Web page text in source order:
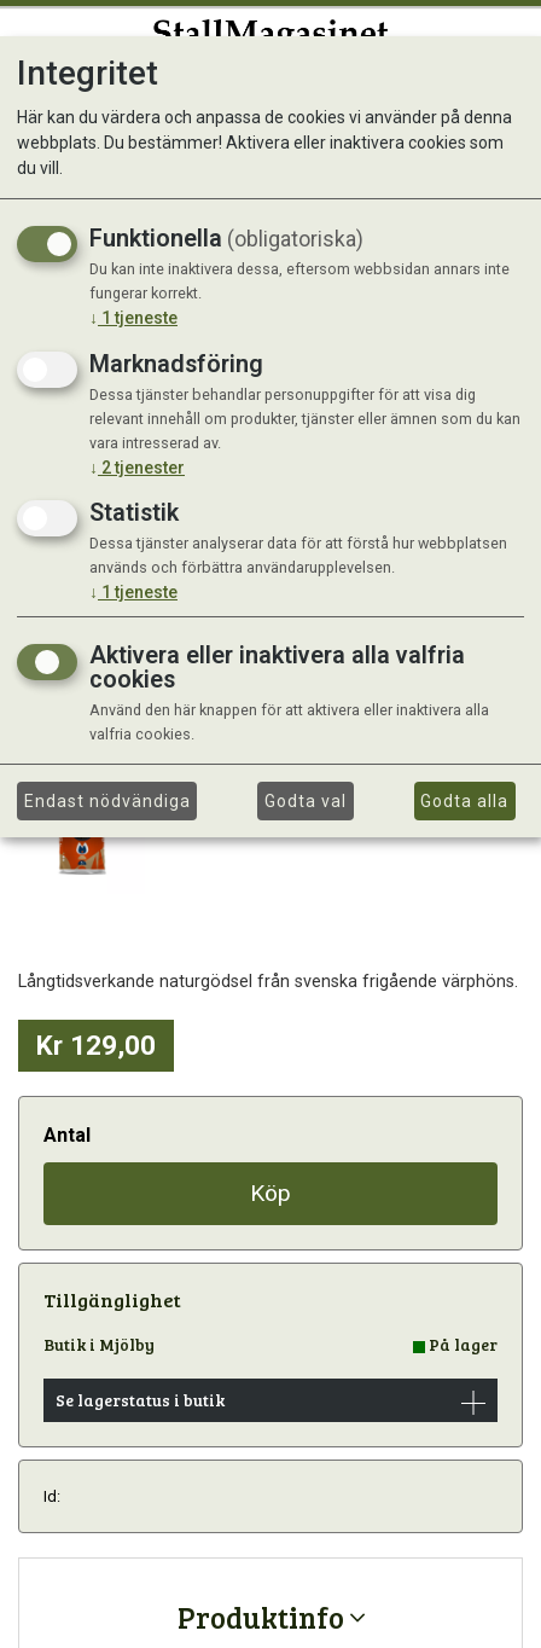
EkoNatur Hönsgödsel 15 lit
Långtidsverkande naturgödsel från svenska frigående värphöns.
Kr 129,00
Antal
Köp
Tillgänglighet
Butik i Mjölby På lager
Se lagerstatus i butik
Id:
Produktinfo
Integritet
Här kan du värdera och anpassa de cookies vi använder på denna
webbplats. Du bestämmer! Aktivera eller inaktivera cookies som
du vill.
Funktionella (obligatoriska)
Du kan inte inaktivera dessa, eftersom webbsidan annars inte
fungerar korrekt.
↓ 1 tjeneste
Marknadsföring
Dessa tjänster behandlar personuppgifter för att visa dig
relevant innehåll om produkter, tjänster eller ämnen som du kan
vara intresserad av.
↓ 2tjenester
Statistik
Dessa tjänster analyserar data för att förstå hur webbplatsen
används och förbättra användarupplevelsen.
↓ 1 tjeneste
Aktivera eller inaktivera alla valfria
cookies
Använd den här knappen för att aktivera eller inaktivera alla
valfria cookies.
Endast nödvändiga Godta val Godta alla